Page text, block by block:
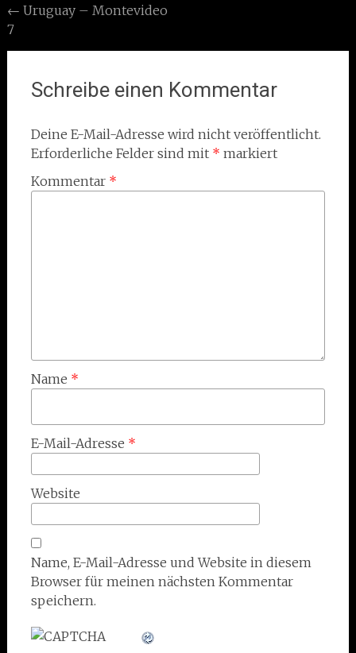
Post
navigation
← Uruguay – Montevideo
7
Schreibe einen Kommentar
Deine E-Mail-Adresse wird nicht veröffentlicht.
Erforderliche Felder sind mit * markiert
Kommentar *
Name *
E-Mail-Adresse *
Website
Name, E-Mail-Adresse und Website in diesem
Browser für meinen nächsten Kommentar
speichern.